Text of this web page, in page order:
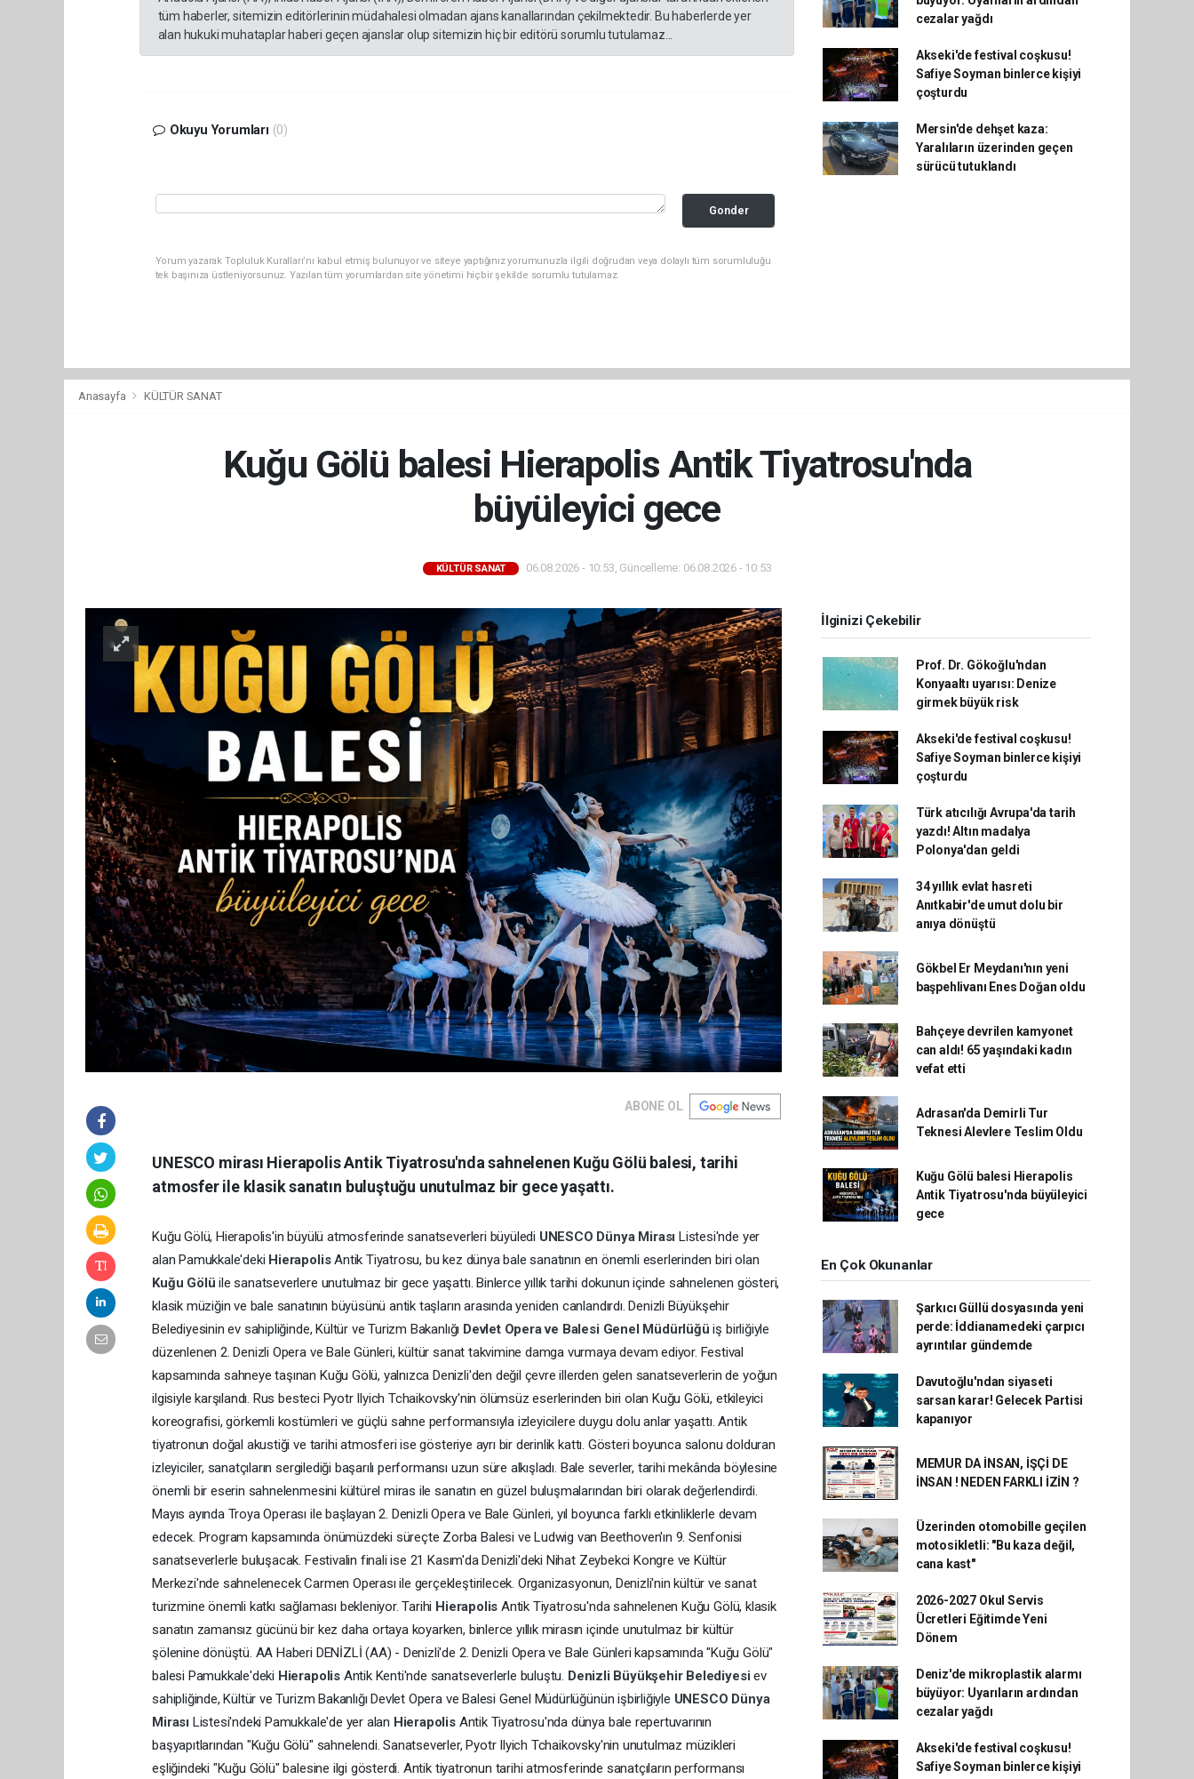
tüm haberler, sitemizin editörlerinin müdahalesi olmadan ajans kanallarından çekilmektedir. Bu haberlerde yer
alan hukuki muhataplar haberi geçen ajanslar olup sitemizin hiç bir editörü sorumlu tutulamaz...
Okuyu Yorumları (0)
Gonder
Yorum yazarak Topluluk Kuralları’nı kabul etmiş bulunuyor ve siteye yaptığınız yorumunuzla ilgili doğrudan veya dolaylı tüm sorumluluğu
tek başınıza üstleniyorsunuz. Yazılan tüm yorumlardan site yönetimi hiçbir şekilde sorumlu tutulamaz.
cezalar yağdı
Akseki'de festival coşkusu!
Safiye Soyman binlerce kişiyi
çoşturdu
Mersin'de dehşet kaza:
Yaralıların üzerinden geçen
sürücü tutuklandı
Anasayfa KÜLTÜR SANAT
Kuğu Gölü balesi Hierapolis Antik Tiyatrosu'nda
büyüleyici gece
KÜLTÜR SANAT 06.08.2026 - 10:53, Güncelleme: 06.08.2026 - 10:53
ABONE OL
UNESCO mirası Hierapolis Antik Tiyatrosu'nda sahnelenen Kuğu Gölü balesi, tarihi
atmosfer ile klasik sanatın buluştuğu unutulmaz bir gece yaşattı.
Kuğu Gölü, Hierapolis'in büyülü atmosferinde sanatseverleri büyüledi UNESCO Dünya MirasıListesi'nde yer
alan Pamukkale'deki HierapolisAntik Tiyatrosu, bu kez dünya bale sanatının en önemli eserlerinden biri olan
Kuğu Gölüile sanatseverlere unutulmaz bir gece yaşattı. Binlerce yıllık tarihi dokunun içinde sahnelenen gösteri,
klasik müziğin ve bale sanatının büyüsünü antik taşların arasında yeniden canlandırdı. Denizli Büyükşehir
Belediyesinin ev sahipliğinde, Kültür ve Turizm Bakanlığı Devlet Opera ve Balesi Genel Müdürlüğüiş birliğiyle
düzenlenen 2. Denizli Opera ve Bale Günleri, kültür sanat takvimine damga vurmaya devam ediyor. Festival
kapsamında sahneye taşınan Kuğu Gölü, yalnızca Denizli'den değil çevre illerden gelen sanatseverlerin de yoğun
ilgisiyle karşılandı. Rus besteci Pyotr Ilyich Tchaikovsky'nin ölümsüz eserlerinden biri olan Kuğu Gölü, etkileyici
koreografisi, görkemli kostümleri ve güçlü sahne performansıyla izleyicilere duygu dolu anlar yaşattı. Antik
tiyatronun doğal akustiği ve tarihi atmosferi ise gösteriye ayrı bir derinlik kattı. Gösteri boyunca salonu dolduran
izleyiciler, sanatçıların sergilediği başarılı performansı uzun süre alkışladı. Bale severler, tarihi mekânda böylesine
önemli bir eserin sahnelenmesini kültürel miras ile sanatın en güzel buluşmalarından biri olarak değerlendirdi.
Mayıs ayında Troya Operası ile başlayan 2. Denizli Opera ve Bale Günleri, yıl boyunca farklı etkinliklerle devam
edecek. Program kapsamında önümüzdeki süreçte Zorba Balesi ve Ludwig van Beethoven'ın 9. Senfonisi
sanatseverlerle buluşacak. Festivalin finali ise 21 Kasım'da Denizli'deki Nihat Zeybekci Kongre ve Kültür
Merkezi'nde sahnelenecek Carmen Operası ile gerçekleştirilecek. Organizasyonun, Denizli'nin kültür ve sanat
turizmine önemli katkı sağlaması bekleniyor. Tarihi Hierapolis Antik Tiyatrosu'nda sahnelenen Kuğu Gölü, klasik
sanatın zamansız gücünü bir kez daha ortaya koyarken, binlerce yıllık mirasın içinde unutulmaz bir kültür
şölenine dönüştü. AA Haberi DENİZLİ (AA) - Denizli'de 2. Denizli Opera ve Bale Günleri kapsamında "Kuğu Gölü"
balesi Pamukkale'deki Hierapolis Antik Kenti'nde sanatseverlerle buluştu. Denizli Büyükşehir Belediyesiev
sahipliğinde, Kültür ve Turizm Bakanlığı Devlet Opera ve Balesi Genel Müdürlüğünün işbirliğiyle UNESCO Dünya
Mirası Listesi'ndeki Pamukkale'de yer alan Hierapolis Antik Tiyatrosu'nda dünya bale repertuvarının
başyapıtlarından "Kuğu Gölü" sahnelendi. Sanatseverler, Pyotr Ilyich Tchaikovsky'nin unutulmaz müzikleri
eşliğindeki "Kuğu Gölü" balesine ilgi gösterdi. Antik tiyatronun tarihi atmosferinde sanatçıların performansı
İlginizi Çekebilir
Prof. Dr. Gökoğlu'ndan
Konyaaltı uyarısı: Denize
girmek büyük risk
Akseki'de festival coşkusu!
Safiye Soyman binlerce kişiyi
çoşturdu
Türk atıcılığı Avrupa'da tarih
yazdı! Altın madalya
Polonya'dan geldi
34 yıllık evlat hasreti
Anıtkabir'de umut dolu bir
anıya dönüştü
Gökbel Er Meydanı'nın yeni
başpehlivanı Enes Doğan oldu
Bahçeye devrilen kamyonet
can aldı! 65 yaşındaki kadın
vefat etti
Adrasan'da Demirli Tur
Teknesi Alevlere Teslim Oldu
Kuğu Gölü balesi Hierapolis
Antik Tiyatrosu'nda büyüleyici
gece
En Çok Okunanlar
Şarkıcı Güllü dosyasında yeni
perde: İddianamedeki çarpıcı
ayrıntılar gündemde
Davutoğlu'ndan siyaseti
sarsan karar! Gelecek Partisi
kapanıyor
MEMUR DA İNSAN, İŞÇİ DE
İNSAN ! NEDEN FARKLI İZİN ?
Üzerinden otomobille geçilen
motosikletli: "Bu kaza değil,
cana kast"
2026-2027 Okul Servis
Ücretleri Eğitimde Yeni
Dönem
Deniz'de mikroplastik alarmı
büyüyor: Uyarıların ardından
cezalar yağdı
Akseki'de festival coşkusu!
Safiye Soyman binlerce kişiyi